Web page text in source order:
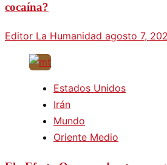
cocaína?
Editor La Humanidad agosto 7,
Estados Unidos
Irán
Mundo
Oriente Medio